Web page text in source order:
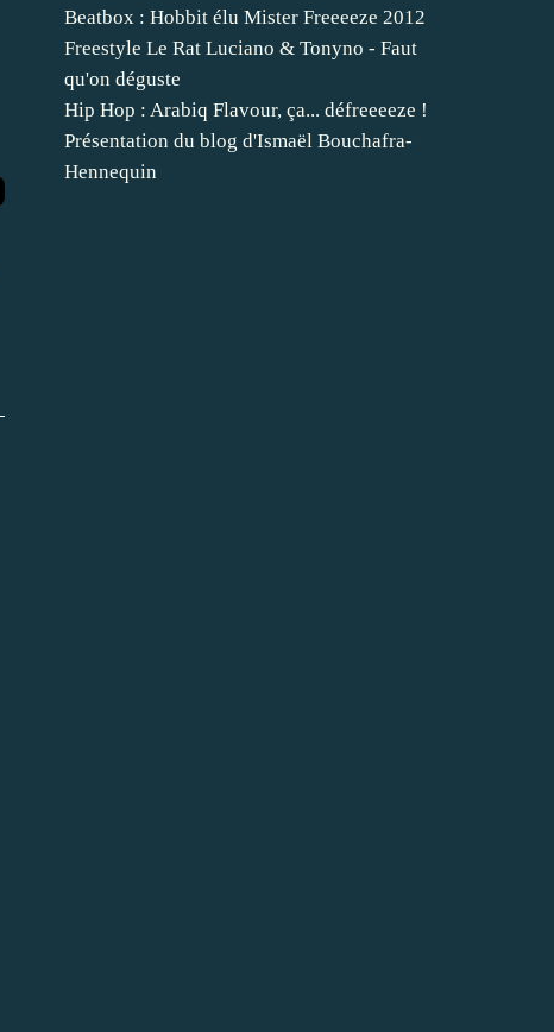
Beatbox : Hobbit élu Mister Freeeeze 2012
Freestyle Le Rat Luciano & Tonyno - Faut
qu'on déguste
Hip Hop : Arabiq Flavour, ça... défreeeeze !
Présentation du blog d'Ismaël Bouchafra-
Hennequin